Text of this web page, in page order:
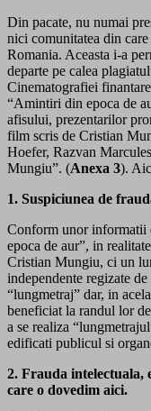
Din pacate, nu numai
nici comunitatea din
Romania. Aceasta i-a
departe pe calea
Cinematografiei
“Amintiri din epoca de
afisului, prezentarilor
film scris de Cristian
Hoefer, Razvan
Mungiu”. (Anexa 3).
1. Suspiciunea de
Conform unor
epoca de aur”, in
Cristian Mungiu, ci un
independente regizate
“lungmetraj” dar, in
beneficiat la randul lor
a se realiza
edificati publicul si
2. Frauda intelectuala,
care o dovedim aici.